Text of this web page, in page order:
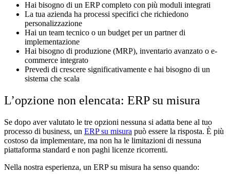
Hai bisogno di un ERP completo con più moduli integrati
La tua azienda ha processi specifici che richiedono
personalizzazione
Hai un team tecnico o un budget per un partner di
implementazione
Hai bisogno di produzione (MRP), inventario avanzato o e-
commerce integrato
Prevedi di crescere significativamente e hai bisogno di un
sistema che scala
L’opzione non elencata: ERP su misura
Se dopo aver valutato le tre opzioni nessuna si adatta bene al tuo
processo di business, un ERP su misura può essere la risposta. È più
costoso da implementare, ma non ha le limitazioni di nessuna
piattaforma standard e non paghi licenze ricorrenti.
Nella nostra esperienza, un ERP su misura ha senso quando: